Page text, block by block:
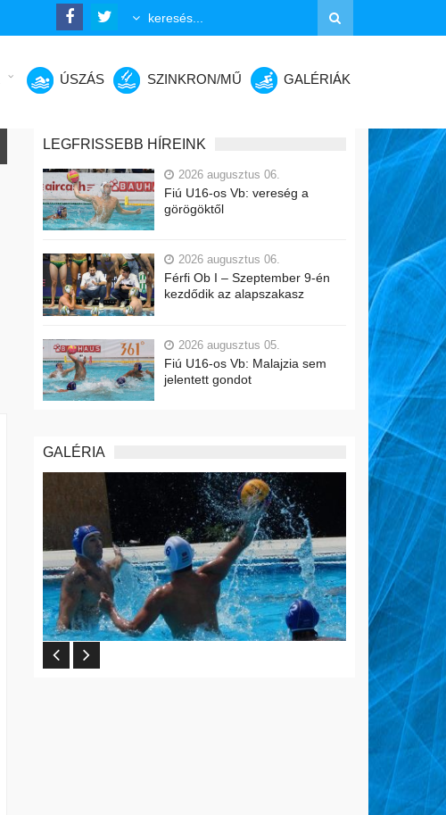
ÚSZÁS SZINKRON/MŰ GALÉRIÁK
LEGFRISSEBB HÍREINK
2026 augusztus 06.
Fiú U16-os Vb: vereség a
görögöktől
2026 augusztus 06.
Férfi Ob I – Szeptember 9-én
kezdődik az alapszakasz
2026 augusztus 05.
Fiú U16-os Vb: Malajzia sem
jelentett gondot
GALÉRIA